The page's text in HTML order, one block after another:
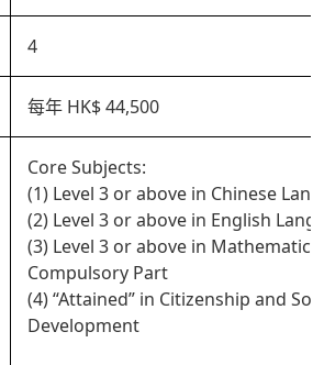
4
每年 HK$ 44,500
Core Subjects:
(1) Level 3 or above in Chinese
(2) Level 3 or above in English
(3) Level 3 or above in Mathematics
Compulsory Part
(4) “Attained” in Citizenship and
Development